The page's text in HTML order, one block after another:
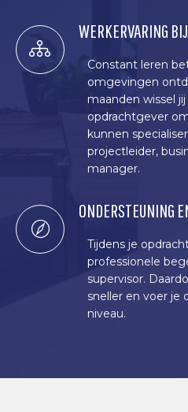
WERKERVARING
Constant leren
omgevingen
maanden wissel
opdrachtgever
kunnen
projectleider,
manager.
ONDERSTEUNING
Tijdens je
professionele
supervisor.
sneller en voer je
niveau.